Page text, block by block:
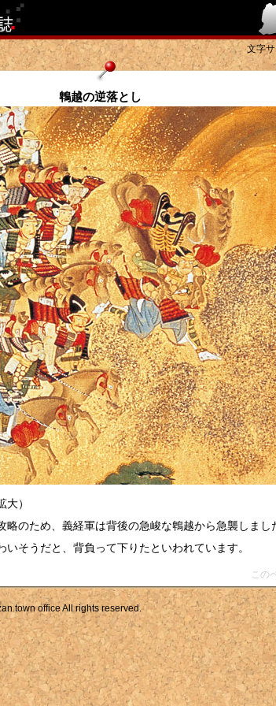
文字
鵯越の逆落とし
大）
略のため、義経軍は背後の急峻な鵯越から急襲しまし
そうだと、背負って下りたといわれています。
この
town office All rights reserved.